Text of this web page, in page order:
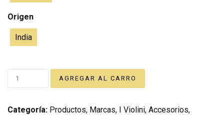
Origen
India
Categoría: Productos, Marcas, I Violini, Accesorios,